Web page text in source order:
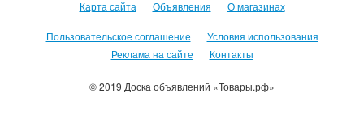
Карта сайта Объявления О магазинах
Пользовательское соглашение
Условия использования
Реклама на сайте
Контакты
© 2019 Доска объявлений «Товары.рф»